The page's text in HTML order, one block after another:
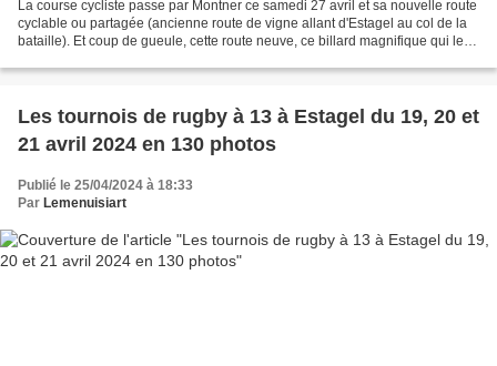
La course cycliste passe par Montner ce samedi 27 avril et sa nouvelle route
cyclable ou partagée (ancienne route de vigne allant d'Estagel au col de la
bataille). Et coup de gueule, cette route neuve, ce billard magnifique qui les
Les tournois de rugby à 13 à Estagel du 19, 20 et
21 avril 2024 en 130 photos
Publié le 25/04/2024 à 18:33
Par Lemenuisiart